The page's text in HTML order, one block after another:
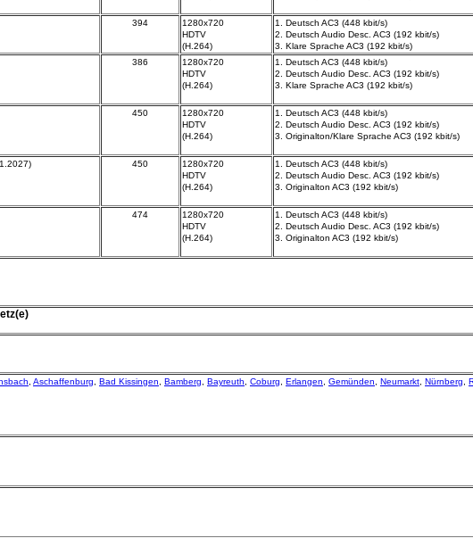
394
1280x720
HDTV
(H.264)
1. Deutsch AC3 (448 kbit/s)
2. Deutsch Audio Desc. AC3 (192 kbit/s)
3. Klare Sprache AC3 (192 kbit/s)
386
1280x720
HDTV
(H.264)
1. Deutsch AC3 (448 kbit/s)
2. Deutsch Audio Desc. AC3 (192 kbit/s)
3. Klare Sprache AC3 (192 kbit/s)
450
1280x720
HDTV
(H.264)
1. Deutsch AC3 (448 kbit/s)
2. Deutsch Audio Desc. AC3 (192 kbit/s)
3. Originalton/Klare Sprache AC3 (192 kbit/s)
450
1280x720
HDTV
(H.264)
1. Deutsch AC3 (448 kbit/s)
2. Deutsch Audio Desc. AC3 (192 kbit/s)
3. Originalton AC3 (192 kbit/s)
474
1280x720
HDTV
(H.264)
1. Deutsch AC3 (448 kbit/s)
2. Deutsch Audio Desc. AC3 (192 kbit/s)
3. Originalton AC3 (192 kbit/s)
, Aschaffenburg, Bad Kissingen, Bamberg, Bayreuth, Coburg, Erlangen, Gemünden, Neumarkt, Nürnberg,